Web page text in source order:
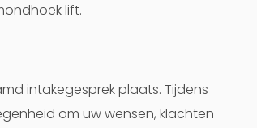
lift.
intakegesprek plaats. Tijdens
om uw wensen, klachten